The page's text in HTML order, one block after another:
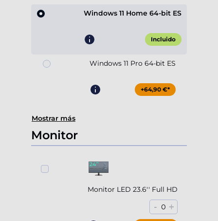
Windows 11 Home 64-bit ES
Incluido
Windows 11 Pro 64-bit ES
+64,90 €*
Mostrar más
Monitor
Monitor LED 23.6'' Full HD
- 0 +